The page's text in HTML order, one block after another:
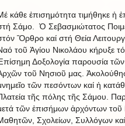
κάθε ἐπισημότητα τιμήθηκε ἡ
Σάμο. Ὁ Σεβασμιώτατος
Ὂρθρο καί στή Θεία
τοῦ Ἁγίου Νικολάου κήρυξε τό
Δοξολογία παρουσία τῶν
τοῦ Νησιοῦ μας.
τῶν πεσόντων καί ἡ
τῆς πόλης τῆς Σάμου.
τῶν ἐπισήμων ἀρχόντων
Σχολείων, Συλλόγων